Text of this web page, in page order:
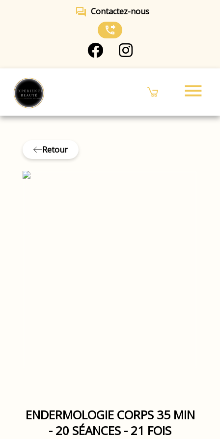
forum Contactez-nous
phone_forwarded
menu
Retour
ENDERMOLOGIE CORPS 35 MIN
- 20 SÉANCES - 21 FOIS